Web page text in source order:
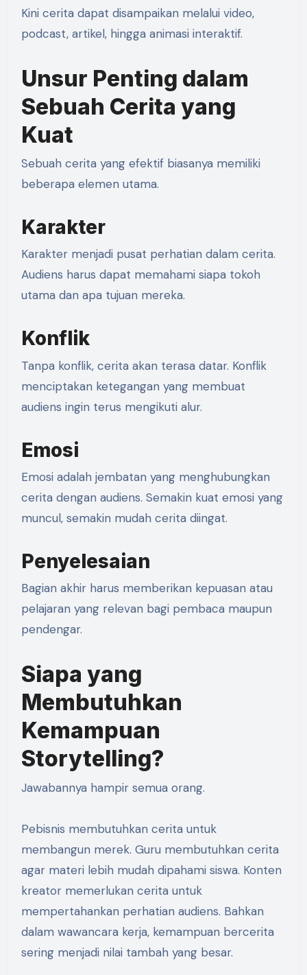
Kini cerita dapat disampaikan melalui video,
podcast, artikel, hingga animasi interaktif.
Unsur Penting dalam
Sebuah Cerita yang
Kuat
Sebuah cerita yang efektif biasanya memiliki
beberapa elemen utama.
Karakter
Karakter menjadi pusat perhatian dalam cerita.
Audiens harus dapat memahami siapa tokoh
utama dan apa tujuan mereka.
Konflik
Tanpa konflik, cerita akan terasa datar. Konflik
menciptakan ketegangan yang membuat
audiens ingin terus mengikuti alur.
Emosi
Emosi adalah jembatan yang menghubungkan
cerita dengan audiens. Semakin kuat emosi yang
muncul, semakin mudah cerita diingat.
Penyelesaian
Bagian akhir harus memberikan kepuasan atau
pelajaran yang relevan bagi pembaca maupun
pendengar.
Siapa yang
Membutuhkan
Kemampuan
Storytelling?
Jawabannya hampir semua orang.
Pebisnis membutuhkan cerita untuk
membangun merek. Guru membutuhkan cerita
agar materi lebih mudah dipahami siswa. Konten
kreator memerlukan cerita untuk
mempertahankan perhatian audiens. Bahkan
dalam wawancara kerja, kemampuan bercerita
sering menjadi nilai tambah yang besar.